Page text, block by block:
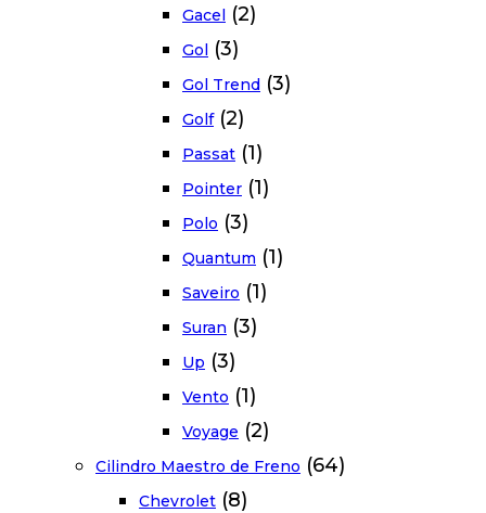
Gacel (2)
Gol (3)
Gol Trend (3)
Golf (2)
Passat (1)
Pointer (1)
Polo (3)
Quantum (1)
Saveiro (1)
Suran (3)
Up (3)
Vento (1)
Voyage (2)
Cilindro Maestro de Freno (64)
Chevrolet (8)